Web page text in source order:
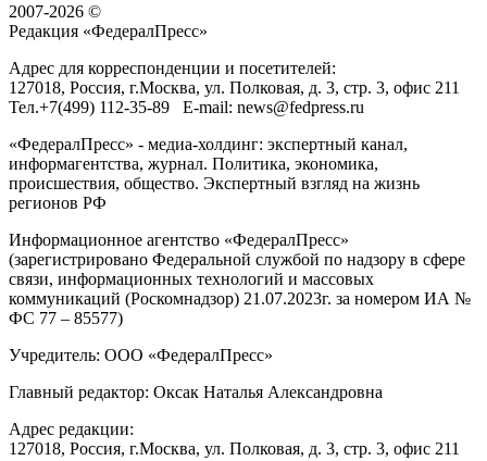
2007-2026 ©
Редакция «ФедералПресс»
Адрес для корреспонденции и посетителей:
127018, Россия, г.Москва, ул. Полковая, д. 3, стр. 3, офис 211
Тел.+7(499) 112-35-89 E-mail: news@fedpress.ru
«ФедералПресс» - медиа-холдинг: экспертный канал,
информагентства, журнал. Политика, экономика,
происшествия, общество. Экспертный взгляд на жизнь
регионов РФ
Информационное агентство «ФедералПресс»
(зарегистрировано Федеральной службой по надзору в сфере
связи, информационных технологий и массовых
коммуникаций (Роскомнадзор) 21.07.2023г. за номером ИА №
ФС 77 – 85577)
Учредитель: ООО «ФедералПресс»
Главный редактор: Оксак Наталья Александровна
Адрес редакции:
127018, Россия, г.Москва, ул. Полковая, д. 3, стр. 3, офис 211